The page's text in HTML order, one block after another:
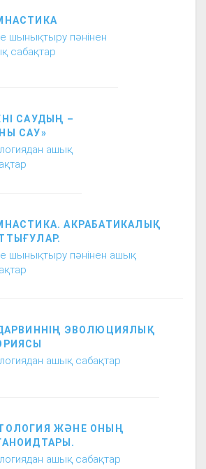
шынықтыру пәнінен
сабақтар
САУДЫҢ –
САУ»
ашық
АКРАБАТИКАЛЫҚ
шынықтыру пәнінен ашық
ЭВОЛЮЦИЯЛЫҚ
ашық сабақтар
ЖӘНЕ ОНЫҢ
ашық сабақтар